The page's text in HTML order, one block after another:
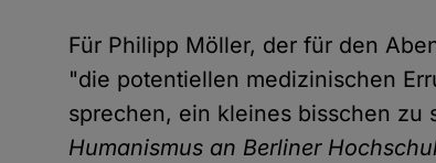
Für Philipp Möller, der für den
"die potentiellen medizinischen
sprechen, ein kleines bisschen zu
Humanismus an Berliner